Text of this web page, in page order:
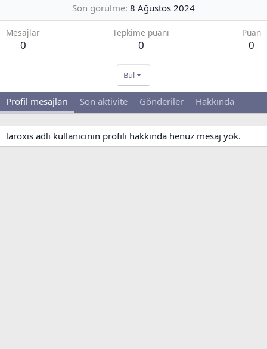
Son görülme 8 Ağustos 2024
Mesajlar
0
Tepkime puanı
0
Puan
0
Bul
Profil mesajları Son aktivite Gönderiler Hakkında
laroxis adlı kullanıcının profili hakkında henüz mesaj yok.